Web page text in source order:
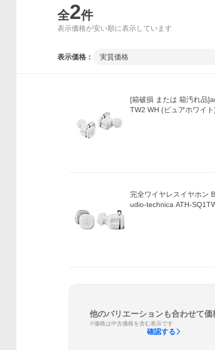
全2件
表示価格が安い順に表示しています
表示価格： 実質価格
[箱破損 または 箱汚れ品
TW2 WH (ピュアホワイト
完全ワイヤレスイヤホン
udio-technica ATH-
他のバリエーションも合わせて価
※価格は中古価格を含む表示です
確認する